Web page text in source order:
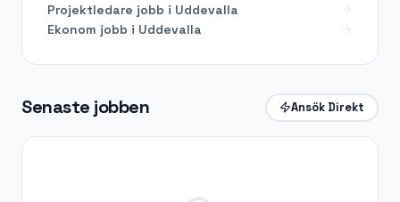
Senaste jobben Ansök Direkt
Projektledare jobb i Uddevalla
Ekonom jobb i Uddevalla